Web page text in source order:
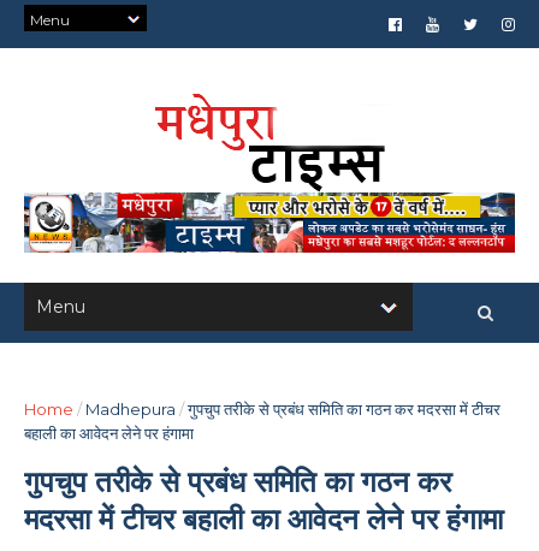
Home / Madhepura /गुपचुप तरीके से प्रबंध समिति का गठन कर मदरसा में टीचर
बहाली का आवेदन लेने पर हंगामा
गुपचुप तरीके से प्रबंध समिति का गठन कर
मदरसा में टीचर बहाली का आवेदन लेने पर हंगामा